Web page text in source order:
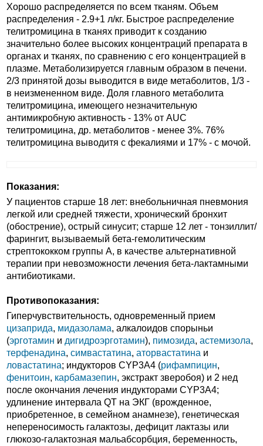
Хорошо распределяется по всем тканям. Объем
распределения - 2.9+1 л/кг. Быстрое распределение
телитромицина в тканях приводит к созданию
значительно более высоких концентраций препарата в
органах и тканях, по сравнению с его концентрацией в
плазме. Метаболизируется главным образом в печени.
2/3 принятой дозы выводится в виде метаболитов, 1/3 -
в неизмененном виде. Доля главного метаболита
телитромицина, имеющего незначительную
антимикробную активность - 13% от AUC
телитромицина, др. метаболитов - менее 3%. 76%
телитромицина выводитя с фекалиями и 17% - с мочой.
Показания:
У пациентов старше 18 лет: внебольничная пневмония
легкой или средней тяжести, хронический бронхит
(обострение), острый синусит; старше 12 лет - тонзиллит/
фарингит, вызываемый бета-гемолитическим
стрептококком группы А, в качестве альтернативной
терапии при невозможности лечения бета-лактамными
антибиотиками.
Противопоказания:
Гиперчувствительность, одновременный прием
цизаприда, мидазолама, алкалоидов спорыньи
(эрготамин и дигидроэрготамин), пимозида, астемизола,
терфенадина, симвастатина, аторвастатина и
ловастатина; индукторов CYP3A4 (рифампицин,
фенитоин, карбамазепин, экстракт зверобоя) и 2 нед
после окончания лечения индукторами CYP3A4;
удлинение интервала QT на ЭКГ (врожденное,
приобретенное, в семейном анамнезе), генетическая
непереносимость галактозы, дефицит лактазы или
глюкозо-галактозная мальабсорбция, беременность,